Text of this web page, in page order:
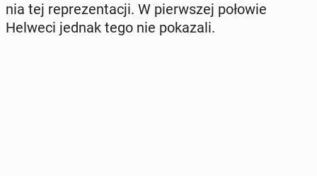
nia tej re­pre­zen­ta­cji. W pierw­szej połowie
Helweci jednak tego nie po­ka­za­li.